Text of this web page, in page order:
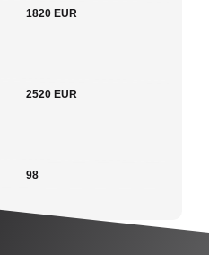
1820 EUR
2520 EUR
98